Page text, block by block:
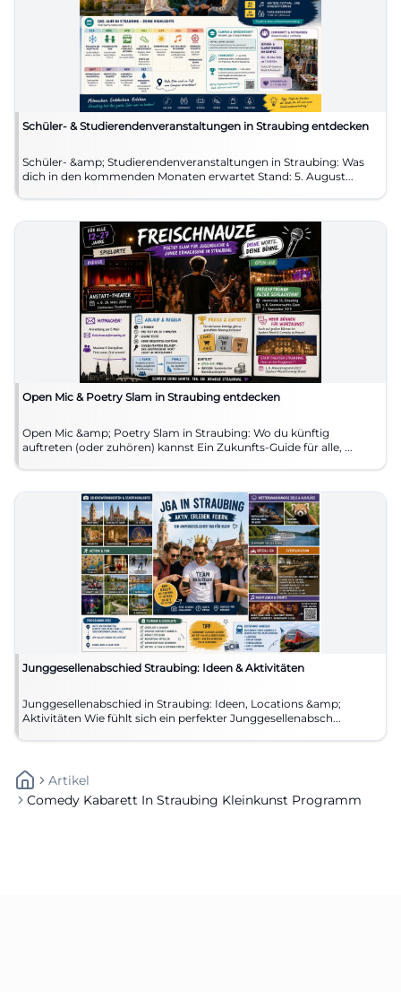
Schüler- & Studierendenveranstaltungen in Straubing entdecken
Schüler- &amp; Studierendenveranstaltungen in Straubing: Was
dich in den kommenden Monaten erwartet Stand: 5. August...
Open Mic & Poetry Slam in Straubing entdecken
Open Mic &amp; Poetry Slam in Straubing: Wo du künftig
auftreten (oder zuhören) kannst Ein Zukunfts-Guide für alle, ...
Junggesellenabschied Straubing: Ideen & Aktivitäten
Junggesellenabschied in Straubing: Ideen, Locations &amp;
Aktivitäten Wie fühlt sich ein perfekter Junggesellenabsch...
Artikel
Comedy Kabarett In Straubing Kleinkunst Programm